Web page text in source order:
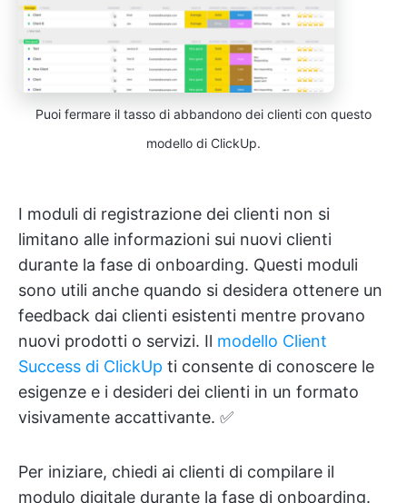
Puoi fermare il tasso di abbandono dei clienti con questo
modello di ClickUp.
I moduli di registrazione dei clienti non si
limitano alle informazioni sui nuovi clienti
durante la fase di onboarding. Questi moduli
sono utili anche quando si desidera ottenere un
feedback dai clienti esistenti mentre provano
nuovi prodotti o servizi. Il modello Client
Success di ClickUp ti consente di conoscere le
esigenze e i desideri dei clienti in un formato
visivamente accattivante. ✅
Per iniziare, chiedi ai clienti di compilare il
modulo digitale durante la fase di onboarding.